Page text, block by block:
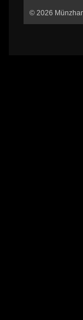
© 2026